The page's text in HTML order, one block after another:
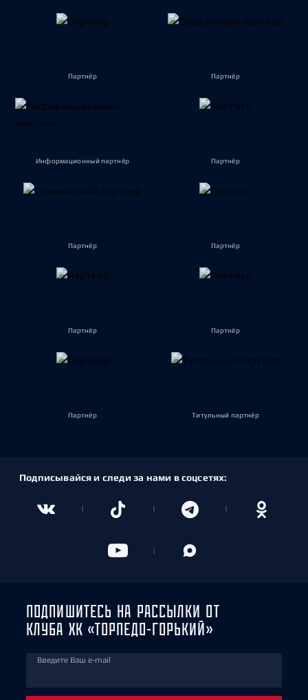
Партнёр Партнёр
Информационный партнёр Партнёр
Партнёр Партнёр
Партнёр Партнёр
Партнёр Титульный партнёр
Подписывайся и следи за нами в соцсетях:
ПОДПИШИТЕСЬ НА РАССЫЛКИ ОТ
КЛУБА ХК «ТОРПЕДО-ГОРЬКИЙ»
Введите Ваш e-mail